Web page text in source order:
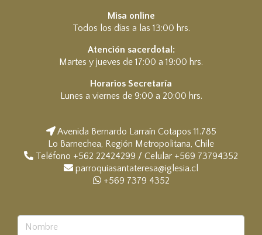
Misa online
Todos los días a las 13:00 hrs.
Atención sacerdotal:
Martes y jueves de 17:00 a 19:00 hrs.
Horarios Secretaría
Lunes a viernes de 9:00 a 20:00 hrs.
Avenida Bernardo Larraín Cotapos 11.785
Lo Barnechea, Región Metropolitana, Chile
Teléfono +562 22424299 / Celular +569 73794352
parroquiasantateresa@iglesia.cl
+569 7379 4352